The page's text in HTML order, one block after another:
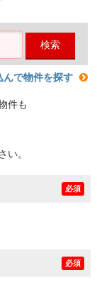
検索
んで物件を探す
件も
い。
必須
必須